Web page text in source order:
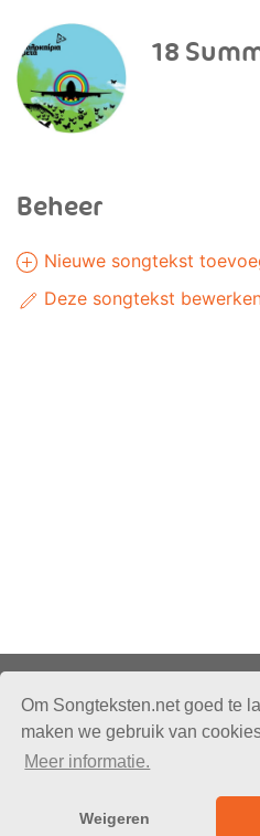
Om Songteksten.net goed te
maken we gebruik van
Meer informatie.
Weigeren
18
Beheer
Nieuwe songtekst
Deze songtekst
Alle rechten voorbehouden.